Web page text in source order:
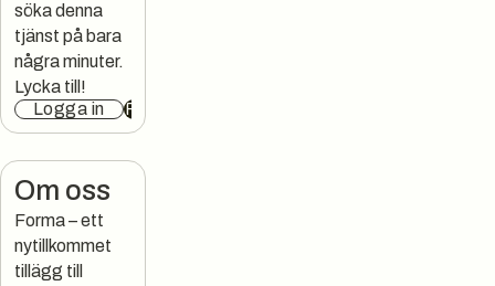
söka denna
tjänst på bara
några minuter.
Lycka till!
Logga in
Registrera
Om oss
Forma – ett
nytillkommet
tillägg till